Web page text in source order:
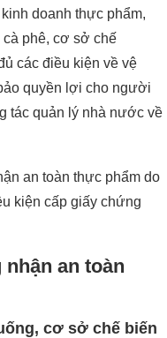
doanh thực phẩm,
cà phê, cơ sở chế
các điều kiện về vệ
quyền lợi cho người
tác quản lý nhà nước về
an toàn thực phẩm do
kiện cấp giấy chứng
an toàn
cơ sở chế biến